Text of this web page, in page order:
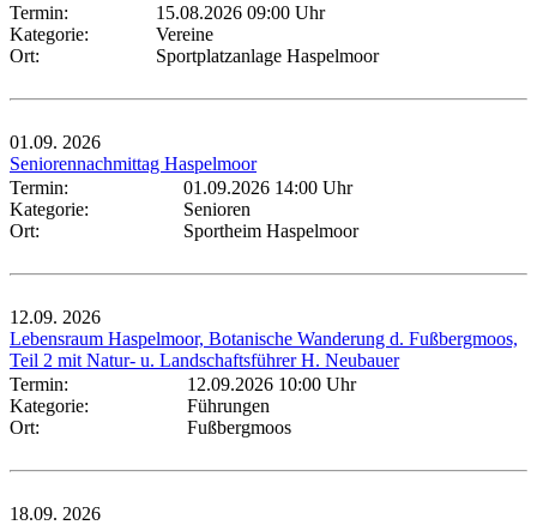
Termin:
15.08.2026 09:00 Uhr
Kategorie:
Vereine
Ort:
Sportplatzanlage Haspelmoor
01.09. 2026
Seniorennachmittag Haspelmoor
Termin:
01.09.2026 14:00 Uhr
Kategorie:
Senioren
Ort:
Sportheim Haspelmoor
12.09. 2026
Lebensraum Haspelmoor, Botanische Wanderung d. Fußbergmoos,
Teil 2 mit Natur- u. Landschaftsführer H. Neubauer
Termin:
12.09.2026 10:00 Uhr
Kategorie:
Führungen
Ort:
Fußbergmoos
18.09. 2026